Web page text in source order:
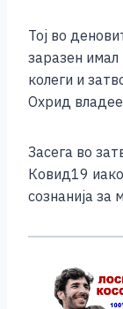
Тој во
заразен имал
колеги и
Охрид
Засега во
Ковид19
сознанија за